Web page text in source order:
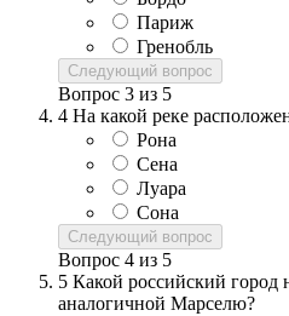
Париж
Гренобль
Следующий вопрос
Вопрос 3 из 5
4 На какой реке
Рона
Сена
Луара
Сона
Следующий вопрос
Вопрос 4 из 5
5 Какой российский город
аналогичной Марселю?